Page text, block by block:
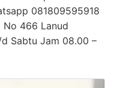
081809595918
No 466 Lanud
Sabtu Jam 08.00 –